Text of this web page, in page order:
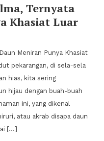
Ternyata
Khasiat Luar
Meniran Punya Khasiat
pekarangan, di sela-sela
hias, kita sering
hijau dengan buah-buah
ini, yang dikenal
atau akrab disapa daun
[…]